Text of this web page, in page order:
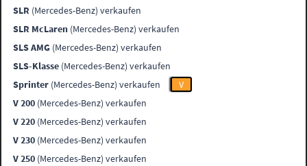
SLR (Mercedes-Benz) verkaufen
SLR McLaren (Mercedes-Benz) verkaufen
SLS AMG (Mercedes-Benz) verkaufen
SLS-Klasse (Mercedes-Benz) verkaufen
Sprinter (Mercedes-Benz) verkaufen
V
V 200 (Mercedes-Benz) verkaufen
V 220 (Mercedes-Benz) verkaufen
V 230 (Mercedes-Benz) verkaufen
V 250 (Mercedes-Benz) verkaufen